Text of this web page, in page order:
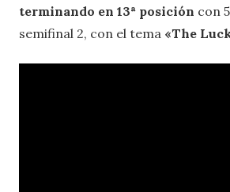
terminando en 13ª posición con
semifinal 2, con el tema «The